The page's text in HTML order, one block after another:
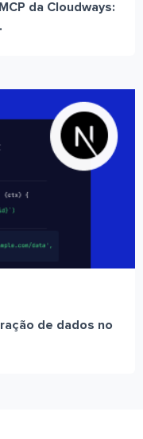
da Cloudways:
de dados no